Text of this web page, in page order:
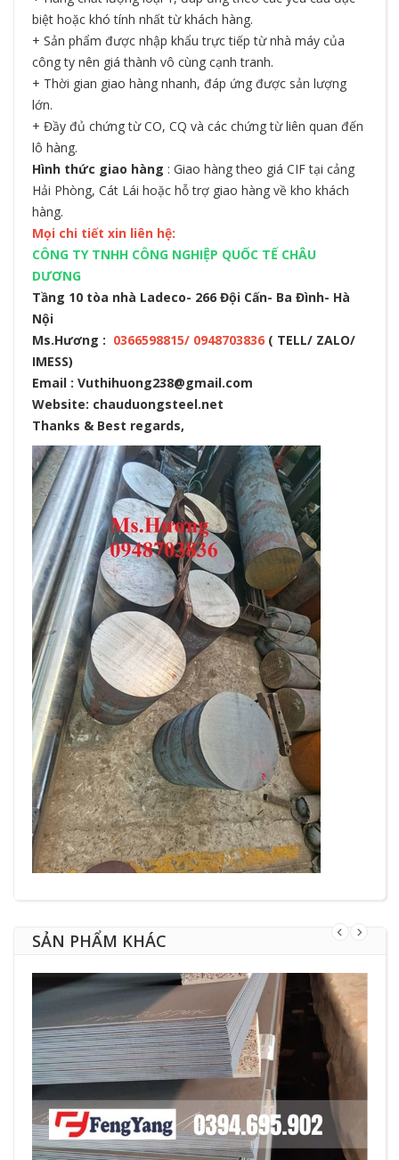
biệt hoặc khó tính nhất từ khách hàng.
+ Sản phẩm được nhập khẩu trực tiếp từ nhà máy của
công ty nên giá thành vô cùng cạnh tranh.
+ Thời gian giao hàng nhanh, đáp ứng được sản lượng
lớn.
+ Đầy đủ chứng từ CO, CQ và các chứng từ liên quan đến
lô hàng.
Hình thức giao hàng : Giao hàng theo giá CIF tại cảng
Hải Phòng, Cát Lái hoặc hỗ trợ giao hàng về kho khách
hàng.
Mọi chi tiết xin liên hệ:
CÔNG TY TNHH CÔNG NGHIỆP QUỐC TẾ CHÂU
DƯƠNG
Tầng 10 tòa nhà Ladeco- 266 Đội Cấn- Ba Đình- Hà
Nội
Ms.Hương : 0366598815/ 0948703836 ( TELL/ ZALO/
IMESS)
Email : Vuthihuong238@gmail.com
Website: chauduongsteel.net
Thanks & Best regards,
SẢN PHẨM KHÁC